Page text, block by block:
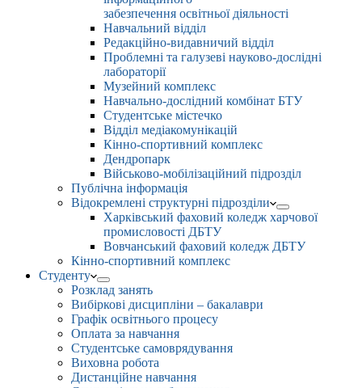
забезпечення освітньої діяльності
Навчальний відділ
Редакційно-видавничий відділ
Проблемні та галузеві науково-дослідні
лабораторії
Музейний комплекс
Навчально-дослідний комбінат БТУ
Студентське містечко
Відділ медіакомунікацій
Кінно-спортивний комплекс
Дендропарк
Військово-мобілізаційний підрозділ
Публічна інформація
Відокремлені структурні підрозділи
Харківський фаховий коледж харчової
промисловості ДБТУ
Вовчанський фаховий коледж ДБТУ
Кінно-спортивний комплекс
Студенту
Розклад занять
Вибіркові дисципліни – бакалаври
Графік освітнього процесу
Оплата за навчання
Студентське самоврядування
Виховна робота
Дистанційне навчання